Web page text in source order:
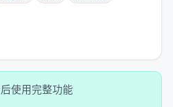
是单个 token，但智能体实际
（可能包含多个 tool
键盘按键的精确度来评价一
使用完整功能